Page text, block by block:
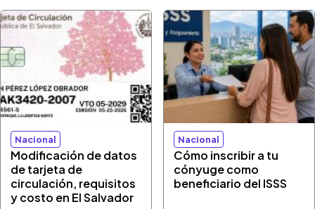
Nacional
Modificación de datos
de tarjeta de
circulación, requisitos
y costo en El Salvador
Nacional
Cómo inscribir a tu
cónyuge como
beneficiario del ISSS